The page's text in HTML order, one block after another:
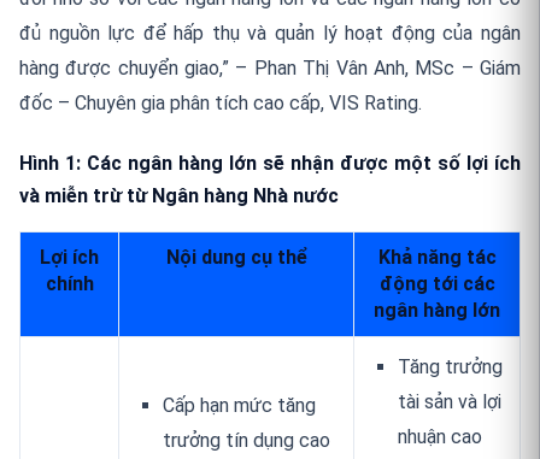
đủ nguồn lực để hấp thụ và quản lý hoạt động của ngân
hàng được chuyển giao,” – Phan Thị Vân Anh, MSc – Giám
đốc – Chuyên gia phân tích cao cấp, VIS Rating.
Hình 1: Các ngân hàng lớn sẽ nhận được một số lợi ích
và miễn trừ từ Ngân hàng Nhà nước
Lợi ích
chính
Nội dung cụ thể
Khả năng tác
động tới các
ngân hàng lớn
Cấp hạn mức tăng
trưởng tín dụng cao
Tăng trưởng
tài sản và lợi
nhuận cao